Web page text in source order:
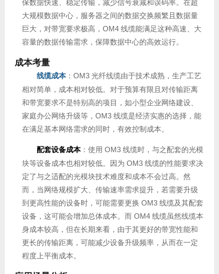
保数据快速、稳定传输，减少信号衰减和误码率。在超
大规模数据中心，服务器之间的数据交换频繁且数据量
巨大，对带宽要求极高，OM4 线缆能满足这种高速、大
容量的数据传输需求，保障数据中心的高效运行。
成本考量
线缆成本：OM3 光纤线缆由于技术成熟，生产工艺
相对简单，成本相对较低。对于预算有限且对传输距离
和带宽要求不是特别高的项目，如小型企业网络建设、
家庭办公网络升级等，OM3 线缆是经济实惠的选择，能
在满足基本网络需求的同时，有效控制成本。
配套设备成本：使用 OM3 线缆时，与之配套的光模
块等设备成本也相对较低。因为 OM3 线缆的性能要求决
定了与之适配的光模块技术难度和成本不会过高。然
而，当网络规模扩大、传输速率需求提升，若需要升级
到更高性能的设备时，可能需要更换 OM3 线缆及其配套
设备，这可能会增加总体成本。而 OM4 线缆虽然线缆本
身成本较高，但在长期来看，由于其更好的带宽性能和
更长的传输距离，可能减少设备升级频率，从而在一定
程度上平衡成本。